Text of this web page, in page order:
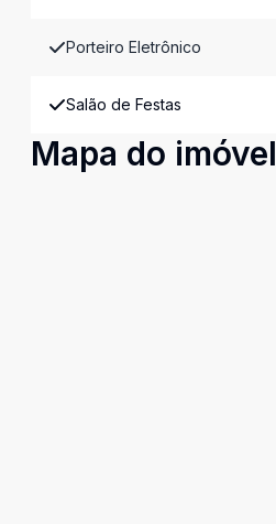
Porteiro Eletrônico
Salão de Festas
Mapa do imóvel